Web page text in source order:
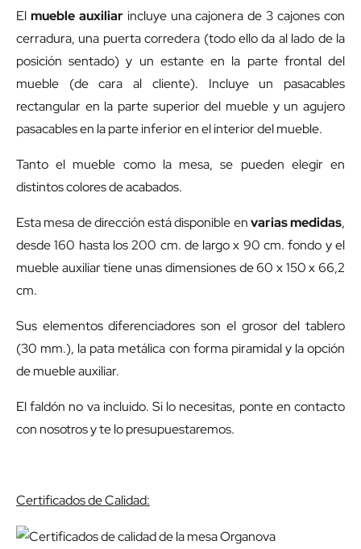
El mueble auxiliarincluye una cajonera de 3 cajones con
cerradura, una puerta corredera (todo ello da al lado de la
posición sentado) y un estante en la parte frontal del
mueble (de cara al cliente). Incluye un pasacables
rectangular en la parte superior del mueble y un agujero
pasacables en la parte inferior en el interior del mueble.
Tanto el mueble como la mesa, se pueden elegir en
distintos colores de acabados.
Esta mesa de dirección está disponible envarias medidas,
desde 160 hasta los 200 cm. de largo x 90 cm. fondo y el
mueble auxiliar tiene unas dimensiones de 60 x 150 x 66,2
cm.
Sus elementos diferenciadores son el grosor del tablero
(30 mm.), la pata metálica con forma piramidal y la opción
de mueble auxiliar.
El faldón no va incluido. Si lo necesitas, ponte en contacto
con nosotros y te lo presupuestaremos.
Certificados de Calidad: